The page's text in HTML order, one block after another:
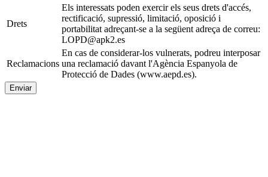
Drets
Els interessats poden exercir els seus drets d'accés,
rectificació, supressió, limitació, oposició i
portabilitat adreçant-se a la següent adreça de correu:
LOPD@apk2.es
Reclamacions
En cas de considerar-los vulnerats, podreu interposar
una reclamació davant l'Agència Espanyola de
Protecció de Dades (www.aepd.es).
Enviar